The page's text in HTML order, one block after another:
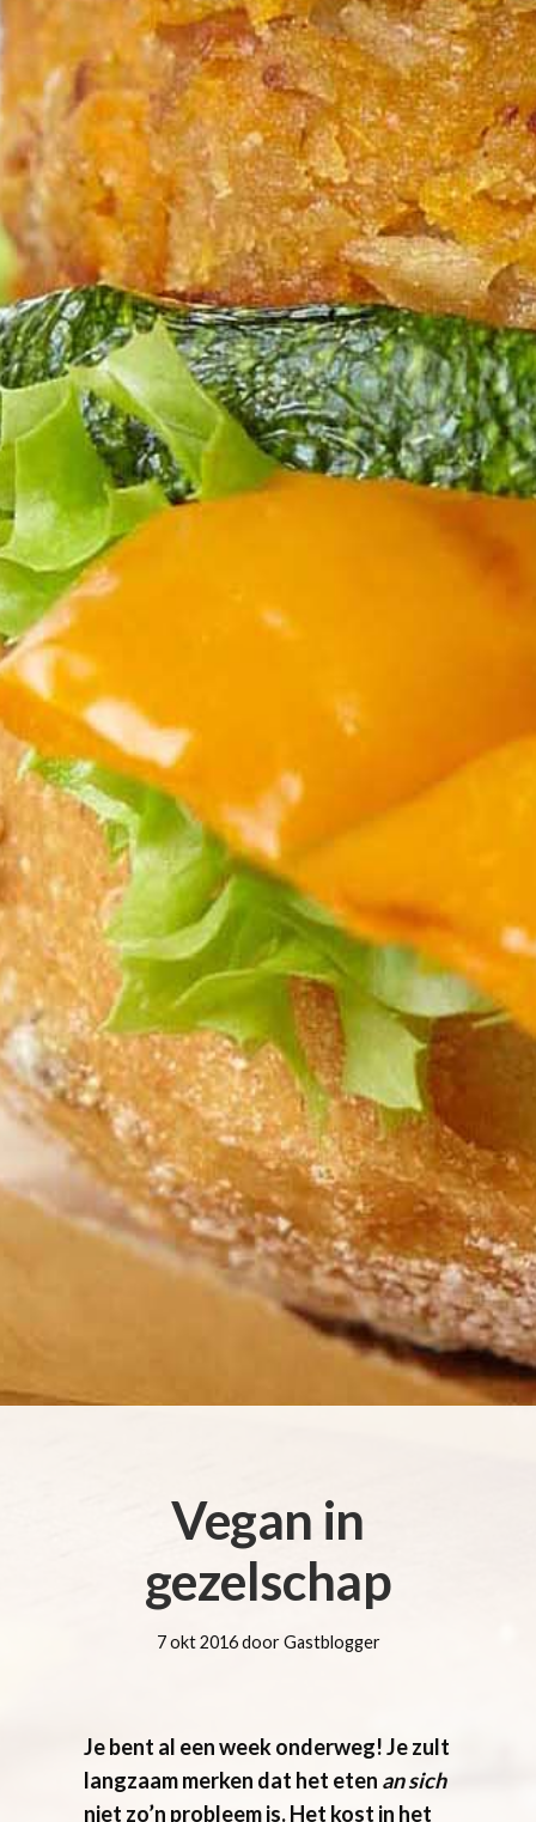
Vegan in
gezelschap
7 okt 2016 door Gastblogger
Je bent al een week onderweg! Je zult
langzaam merken dat het eten an sich
niet zo’n probleem is. Het kost in het